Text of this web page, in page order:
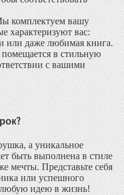
комплектуем вашу
характеризуют вас:
или даже любимая книга.
помещается в стильную
с вашими
а уникальное
быть выполнена в стиле
мечты. Представьте себя
или успешного
идею в жизнь!